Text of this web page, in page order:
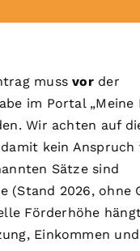
mussvorder
im Portal „Meine
Wir achten auf
kein Anspruch
Sätze sind
(Stand 2026, ohne
Förderhöhe
Einkommen